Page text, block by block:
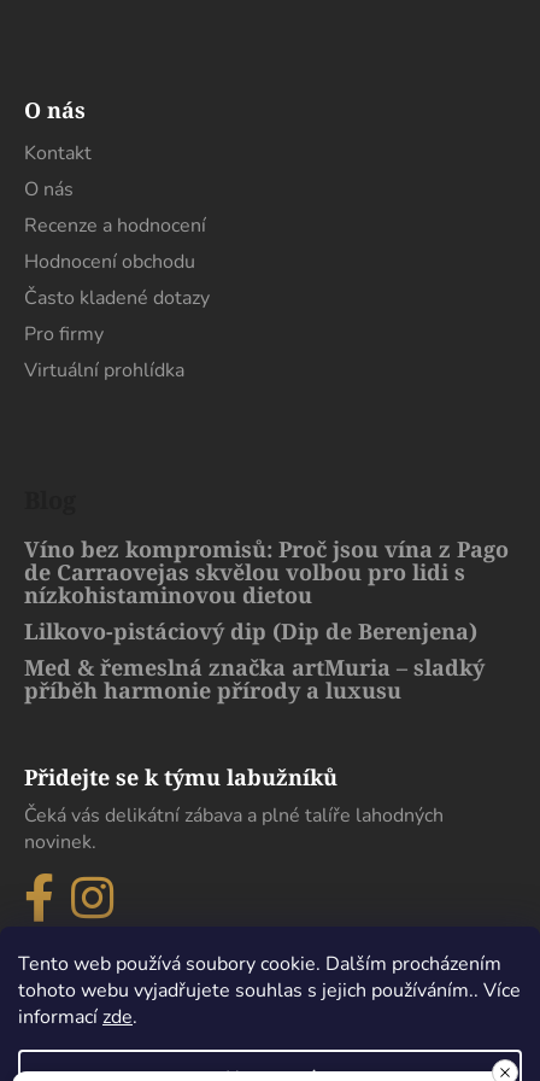
Tento web používá soubory cookie. Dalším procházením
tohoto webu vyjadřujete souhlas s jejich používáním.. Více
informacízde.
O nás
Kontakt
O nás
Recenze a hodnocení
Hodnocení obchodu
Často kladené dotazy
Pro firmy
Virtuální prohlídka
Víno bez kompromisů: Proč jsou vína z Pago
de Carraovejas skvělou volbou pro lidi s
nízkohistaminovou dietou
Lilkovo-pistáciový dip (Dip de Berenjena)
Med & řemeslná značka artMuria – sladký
příběh harmonie přírody a luxusu
Přidejte se k týmu labužníků
Čeká vás delikátní zábava a plné talíře lahodných
novinek.